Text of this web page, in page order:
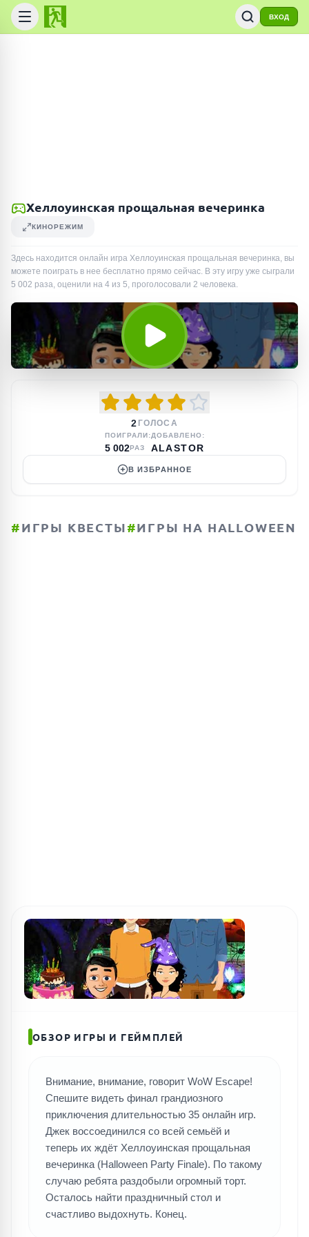
ВХОД
Хеллоуинская прощальная вечеринка
КИНОРЕЖИМ
Здесь находится онлайн игра Хеллоуинская прощальная вечеринка, вы
можете поиграть в нее бесплатно прямо сейчас. В эту игру уже сыграли
5 002 раза, оценили на 4 из 5, проголосовали 2 человека.
2 ГОЛОСА
ПОИГРАЛИ:
5 002РАЗ
ДОБАВЛЕНО:
ALASTOR
В ИЗБРАННОЕ
#ИГРЫ КВЕСТЫ#ИГРЫ НА HALLOWEEN
ОБЗОР ИГРЫ И ГЕЙМПЛЕЙ
Внимание, внимание, говорит WoW Escape!
Спешите видеть финал грандиозного
приключения длительностью 35 онлайн игр.
Джек воссоединился со всей семьёй и
теперь их ждёт Хеллоуинская прощальная
вечеринка (Halloween Party Finale). По такому
случаю ребята раздобыли огромный торт.
Осталось найти праздничный стол и
счастливо выдохнуть. Конец.